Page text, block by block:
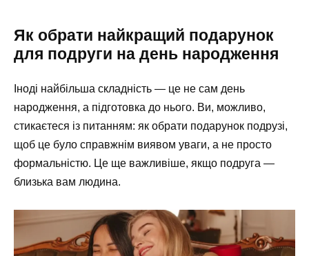
Як обрати найкращий подарунок
для подруги на день народження
Іноді найбільша складність — це не сам день
народження, а підготовка до нього. Ви, можливо,
стикаєтеся із питанням: як обрати подарунок подрузі,
щоб це було справжнім виявом уваги, а не просто
формальністю. Це ще важливіше, якщо подруга —
близька вам людина.